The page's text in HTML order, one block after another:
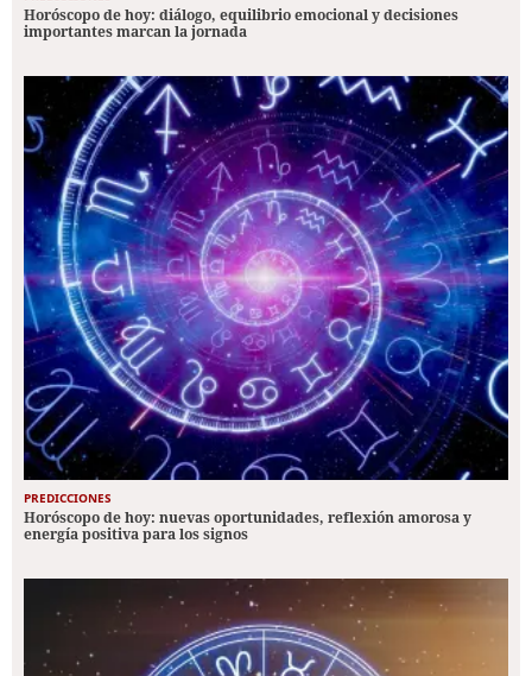
Horóscopo de hoy: diálogo, equilibrio emocional y decisiones
importantes marcan la jornada
PREDICCIONES
Horóscopo de hoy: nuevas oportunidades, reflexión amorosa y
energía positiva para los signos